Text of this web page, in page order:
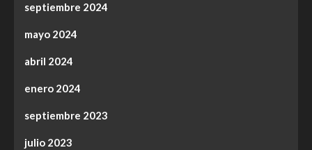
septiembre 2024
mayo 2024
abril 2024
enero 2024
septiembre 2023
julio 2023